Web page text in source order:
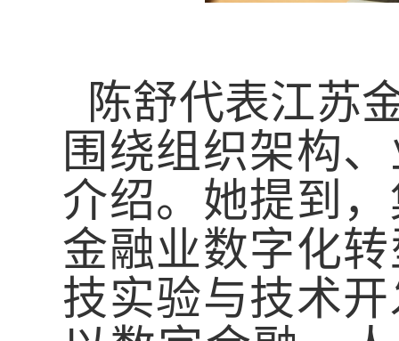
陈舒代表江苏
围绕组织架构
介绍。她提到
金融业数字化
技实验与技术